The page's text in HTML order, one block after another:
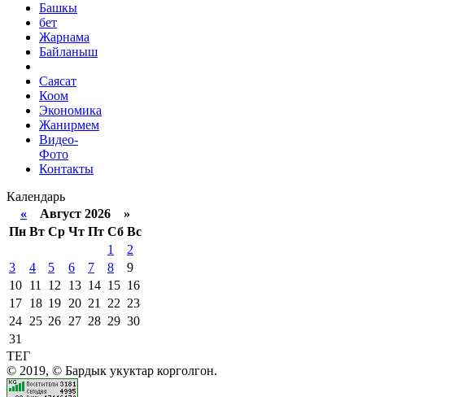
Башкы
бет
Жарнама
Байланыш
Саясат
Коом
Экономика
Жанирмем
Видео-
Фото
Контакты
Календарь
« Август 2026 »
Пн Вт Ср Чт Пт Сб Вс
1
2
3
4 5 6 7 8
9
10 11 12 13 14 15 16
17 18 19 20 21 22 23
24 25 26 27 28 29 30
31
ТЕГ
© 2019, © Бардык укуктар корголгон.